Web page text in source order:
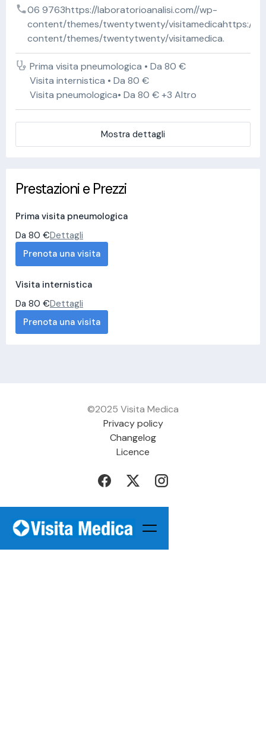
06 9763https://laboratorioanalisi.com//wp-
content/themes/twentytwenty/visitamedicahttps://
content/themes/twentytwenty/visitamedica.
Prima visita pneumologica • Da 80 €
Visita internistica • Da 80 €
Visita pneumologica• Da 80 € +3 Altro
Mostra dettagli
Prestazioni e Prezzi
Prima visita pneumologica
Da 80 €Dettagli
Prenota una visita
Visita internistica
Da 80 €Dettagli
Prenota una visita
©2025 Visita Medica
Privacy policy
Changelog
Licence